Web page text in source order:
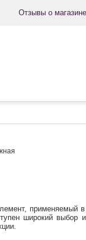
Отзывы о магазине
применяемый в
широкий